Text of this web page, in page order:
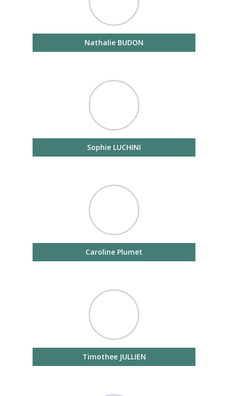
Nathalie BUDON
Sophie LUCHINI
Caroline Plumet
Timothee JULLIEN